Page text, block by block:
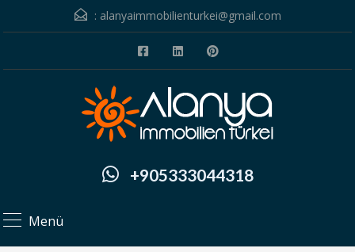
: alanyaimmobilienturkei@gmail.com
+905333044318
Menü